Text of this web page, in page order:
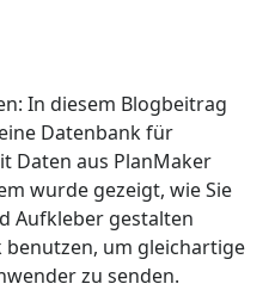
In diesem Blogbeitrag
Datenbank für
Daten aus PlanMaker
wurde gezeigt, wie Sie
Aufkleber gestalten
benutzen, um gleichartige
zu senden.